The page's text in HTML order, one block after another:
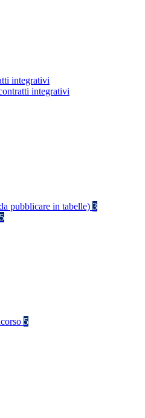
integrativi
integrativi
pubblicare in tabelle) 3
5
5